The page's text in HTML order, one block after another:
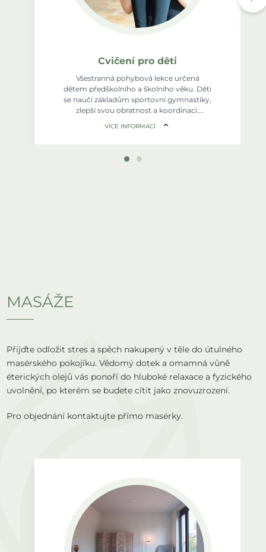
Cvičení pro děti
Všestranná pohybová lekce určená
dětem předškolního a školního věku. Děti
se naučí základům sportovní gymnastiky,
zlepší svou obratnost a koordinaci.
Cvičení je vhodné i jako kompenzační
cvičení při jednostranně zaměřeném
Pondělí 15.00 - 16.00 / 16.00-17.00
VÍCE INFORMACÍ
MASÁŽE
Přijďte odložit stres a spěch nakupený v těle do útulného
masérského pokojíku. Vědomý dotek a omamná vůně
éterických olejů vás ponoří do hluboké relaxace a fyzického
uvolnění, po kterém se budete cítit jako znovuzrození.
Pro objednání kontaktujte přímo masérky.